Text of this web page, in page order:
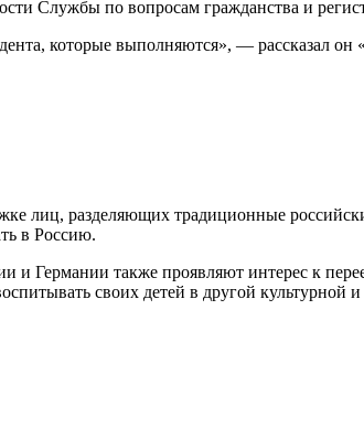
Службы по вопросам гражданства и
которые выполняются», — рассказал
лиц, разделяющих традиционные
в Россию.
Германии также проявляют интерес к
своих детей в другой